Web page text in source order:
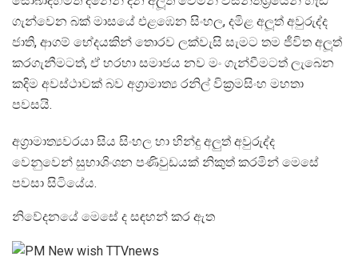
ගැන්වෙන බක් මාසයේ එළඹෙන සිංහල, දමිළ අලූත් අවුරුද්ද
ජාති, ආගම් භේදයකින් තොරව ලක්වැසි සැමට තම ජීවිත අලූත්
කරගැනීමටත්, ඒ හරහා සමාජය නව මං ගැන්වීමටත් ලැබෙන
කදිම අවස්ථාවක් බව අග්‍රාමාත්‍ය රනිල් වික්‍රමසිංහ මහතා
පවසයි.
අග්‍රාමාත්‍යවරයා සිය සිංහල හා හින්දු අලුත් අවුරුද්ද
වෙනුවෙන් සුභාශිංශන පණිවුඩයක් නිකුත් කරමින් මෙසේ
පවසා සිටියේය.
නිවේදනයේ මෙසේ ද සඳහන් කර ඇත‍